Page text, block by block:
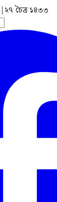
| ২৭ চৈত্র ১৪৩৩